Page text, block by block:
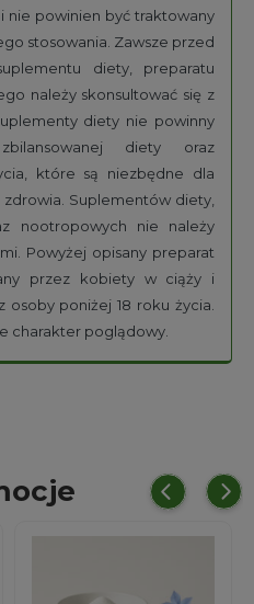
nie powinien być traktowany
stosowania. Zawsze przed
diety, preparatu
należy skonsultować się z
diety nie powinny
diety oraz
które są niezbędne dla
Suplementów diety,
nootropowych nie należy
Powyżej opisany preparat
przez kobiety w ciąży i
poniżej 18 roku życia.
charakter poglądowy.